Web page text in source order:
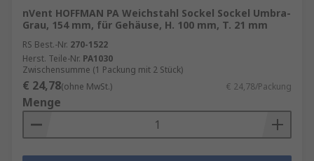
nVent HOFFMAN PA Weichstahl Sockel Sockel Umbra-
Grau, 154 mm, für Gehäuse, H. 100 mm, T. 21 mm
RS Best.-Nr. 270-1522
Herst. Teile-Nr. PA1030
Zwischensumme (1 Packung mit 2 Stück)
€ 24,78(ohne MwSt.) € 24,78/Packung
Menge